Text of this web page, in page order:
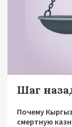
Шаг
Почему
смертную